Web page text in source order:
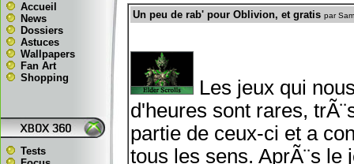
Accueil
News
Dossiers
Astuces
Wallpapers
Fan Art
Shopping
Tests
Un peu de rab' pour Oblivion, et gratis par
Les jeux qui
d'heures sont rares,
partie de ceux-ci et a
tous les sens. AprÃ¨s